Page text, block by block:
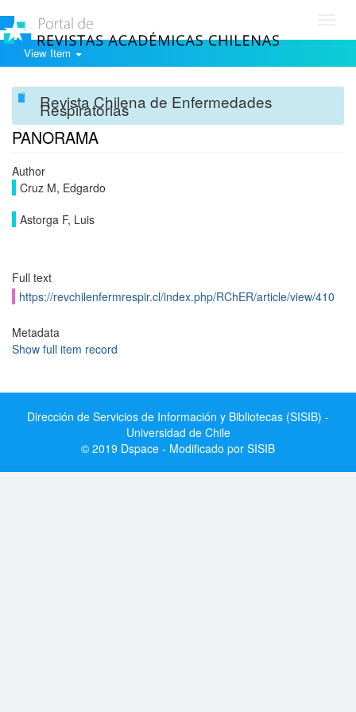
View Item
Revista Chilena de Enfermedades
Respiratorias
PANORAMA
Author
Cruz M, Edgardo
Astorga F, Luis
Full text
https://revchilenfermrespir.cl/index.php/RChER/article/view/410
Metadata
Show full item record
Dirección de Servicios de Información y Bibliotecas (SISIB) -
Universidad de Chile
© 2019 Dspace - Modificado por SISIB